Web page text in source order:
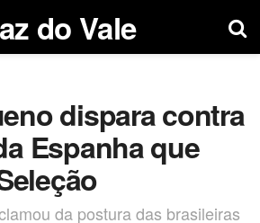
do Vale
dispara contra
Espanha que
da postura das brasileiras